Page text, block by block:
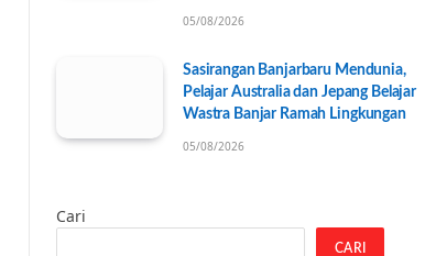
05/08/2026
Sasirangan Banjarbaru Mendunia,
Pelajar Australia dan Jepang Belajar
Wastra Banjar Ramah Lingkungan
05/08/2026
Cari
CARI